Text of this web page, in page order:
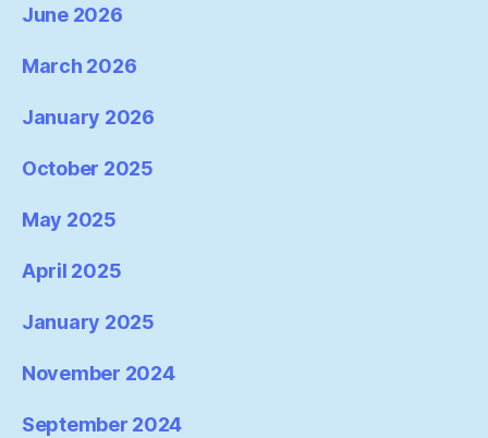
June 2026
March 2026
January 2026
October 2025
May 2025
April 2025
January 2025
November 2024
September 2024